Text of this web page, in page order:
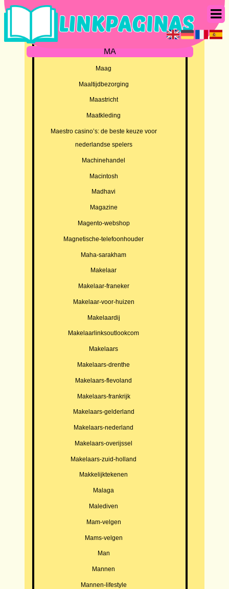
MA
Maag
Maaltijdbezorging
Maastricht
Maatkleding
Maestro casino’s: de beste keuze voor
nederlandse spelers
Machinehandel
Macintosh
Madhavi
Magazine
Magento-webshop
Magnetische-telefoonhouder
Maha-sarakham
Makelaar
Makelaar-franeker
Makelaar-voor-huizen
Makelaardij
Makelaarlinksoutlookcom
Makelaars
Makelaars-drenthe
Makelaars-flevoland
Makelaars-frankrijk
Makelaars-gelderland
Makelaars-nederland
Makelaars-overijssel
Makelaars-zuid-holland
Makkelijktekenen
Malaga
Malediven
Mam-velgen
Mams-velgen
Man
Mannen
Mannen-lifestyle